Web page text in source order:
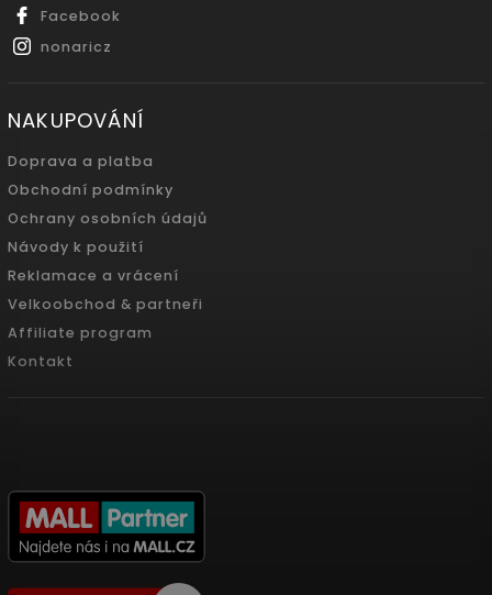
Facebook
nonaricz
NAKUPOVÁNÍ
Doprava a platba
Obchodní podmínky
Ochrany osobních údajů
Návody k použití
Reklamace a vrácení
Velkoobchod & partneři
Affiliate program
Kontakt